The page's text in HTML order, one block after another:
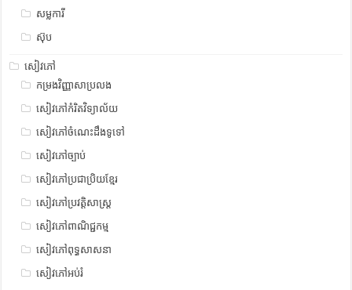
សម្លការី
ស៊ុប
សៀវភៅ
កម្រងវិញ្ញាសាប្រលង
សៀវភៅកំរិតវិទ្យាល័យ
សៀវភៅចំណេះដឹងទូទៅ
សៀវភៅច្បាប់
សៀវភៅប្រជាប្រិយខ្មែរ
សៀវភៅប្រវត្តិសាស្រ្ត
សៀវភៅពាណិជ្ជកម្ម
សៀវភៅពុទ្ធសាសនា
សៀវភៅអប់រំ